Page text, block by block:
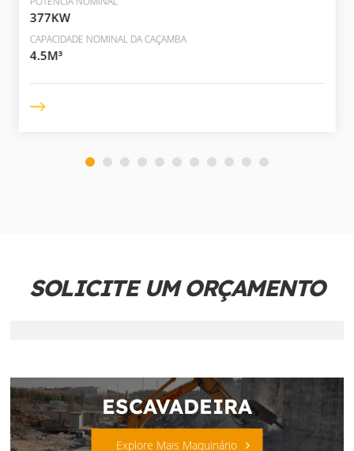
377KW
CAPACIDADE NOMINAL DA CAÇAMBA
4.5M³
SOLICITE UM ORÇAMENTO
ESCAVADEIRA
Explore Mais Maquinário